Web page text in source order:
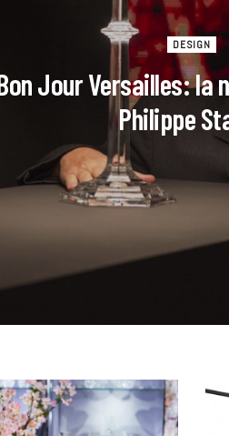
DESIGN
Jour Versailles: la
Philippe